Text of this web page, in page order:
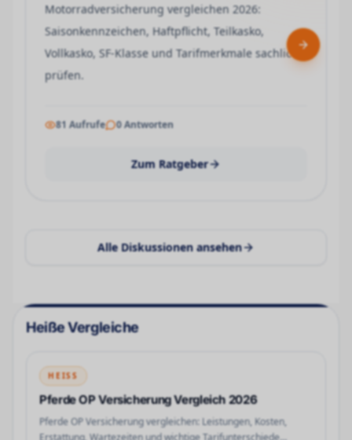
Motorradversicherung vergleichen 2026:
Saisonkennzeichen, Haftpflicht, Teilkasko,
Vollkasko, SF-Klasse und Tarifmerkmale sachlich
prüfen.
81 Aufrufe 0Antworten
Zum Ratgeber
Next
Alle Diskussionen ansehen
Heiße Vergleiche
HEISS
Pferde OP Versicherung Vergleich 2026
Pferde OP Versicherung vergleichen: Leistungen, Kosten,
Erstattung, Wartezeiten und wichtige Tarifunterschiede